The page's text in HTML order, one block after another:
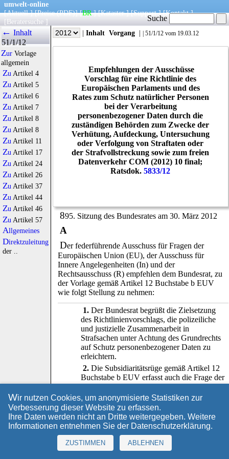
umwelt-online
[Aktuell] [Preise (PDF)] [BR] [Kataster] [Support] [Kontakt]
[ Beratersuche ]
|Info | Inhalt Vorgang | 51/1/12 vom 19.03.12
Empfehlungen der Ausschüsse
Vorschlag für eine Richtlinie des
Europäischen Parlaments und des
Rates zum Schutz natürlicher Personen
bei der Verarbeitung
personenbezogener Daten durch die
zuständigen Behörden zum Zwecke der
Verhütung, Aufdeckung, Untersuchung
oder Verfolgung von Straftaten oder
der Strafvollstreckung sowie zum freien
Datenverkehr COM (2012) 10 final;
Ratsdok.5833/12
895. Sitzung des Bundesrates am 30. März 2012
A
Der federführende Ausschuss für Fragen der
Europäischen Union (EU), der Ausschuss für
Innere Angelegenheiten (In) und der
Rechtsausschuss (R) empfehlen dem Bundesrat, zu
der Vorlage gemäß Artikel 12 Buchstabe b EUV
wie folgt Stellung zu nehmen:
1.Der Bundesrat begrüßt die Zielsetzung
des Richtlinienvorschlags, die polizeiliche
und justizielle Zusammenarbeit in
Strafsachen unter Achtung des Grundrechts
auf Schutz personenbezogener Daten zu
erleichtern.
2.Die Subsidiaritätsrüge gemäß Artikel 12
Buchstabe b EUV erfasst auch die Frage der
Zuständigkeit der EU - siehe die
Stellungnahmen des Bundesrates vom 9.
November 2007, BR-Drucksache 390/07(B)
, Ziffer 5, und vom 26. März 2010,
BR-Drucksache 043/10(B)
, Ziffer 2
Drucksache 646/11(B)
Grundsatz der Subsidiarität ist ein
← Inhalt
51/1/12
ZurVorlage
allgemein
Zu Artikel 4
Zu Artikel 5
Zu Artikel 6
Zu Artikel 7
Zu Artikel 8
Zu Artikel 8
Zu Artikel 11
Zu Artikel 17
Zu Artikel 24
Zu Artikel 26
Zu Artikel 37
Zu Artikel 44
Zu Artikel 46
Zu Artikel 57
Allgemeines
Direktzuleitung
der ..
Suche
Wir nutzen Cookies, um anonymisierte Statistiken zur
Verbesserung dieser Website zu erfassen.
Ihre Daten werden nicht an Dritte weitergegeben. Weitere
Informationen entnehmen Sie der Datenschutzerklärung.
ZUSTIMMEN ABLEHNEN